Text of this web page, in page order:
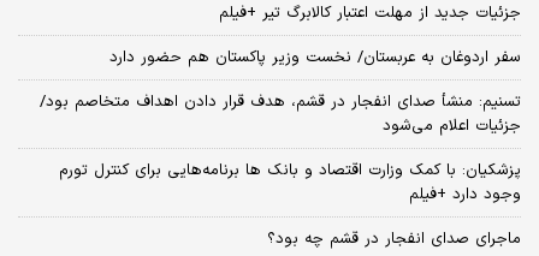
جزئیات جدید از مهلت اعتبار کالابرگ تیر +فیلم
سفر اردوغان به عربستان/ نخست وزیر پاکستان هم حضور دارد
تسنیم: منشأ صدای انفجار در قشم، هدف قرار دادن اهداف متخاصم بود/
جزئیات اعلام می‌شود
پزشکیان: با کمک وزارت اقتصاد و بانک ها برنامه‌هایی برای کنترل تورم
وجود دارد +فیلم
ماجرای صدای انفجار در قشم چه بود؟